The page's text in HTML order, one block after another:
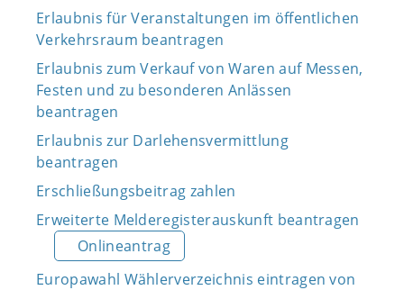
Erlaubnis für Veranstaltungen im öffentlichen
Verkehrsraum beantragen
Erlaubnis zum Verkauf von Waren auf Messen,
Festen und zu besonderen Anlässen
beantragen
Erlaubnis zur Darlehensvermittlung
beantragen
Erschließungsbeitrag zahlen
Erweiterte Melderegisterauskunft beantragen
Onlineantrag
Europawahl Wählerverzeichnis eintragen von